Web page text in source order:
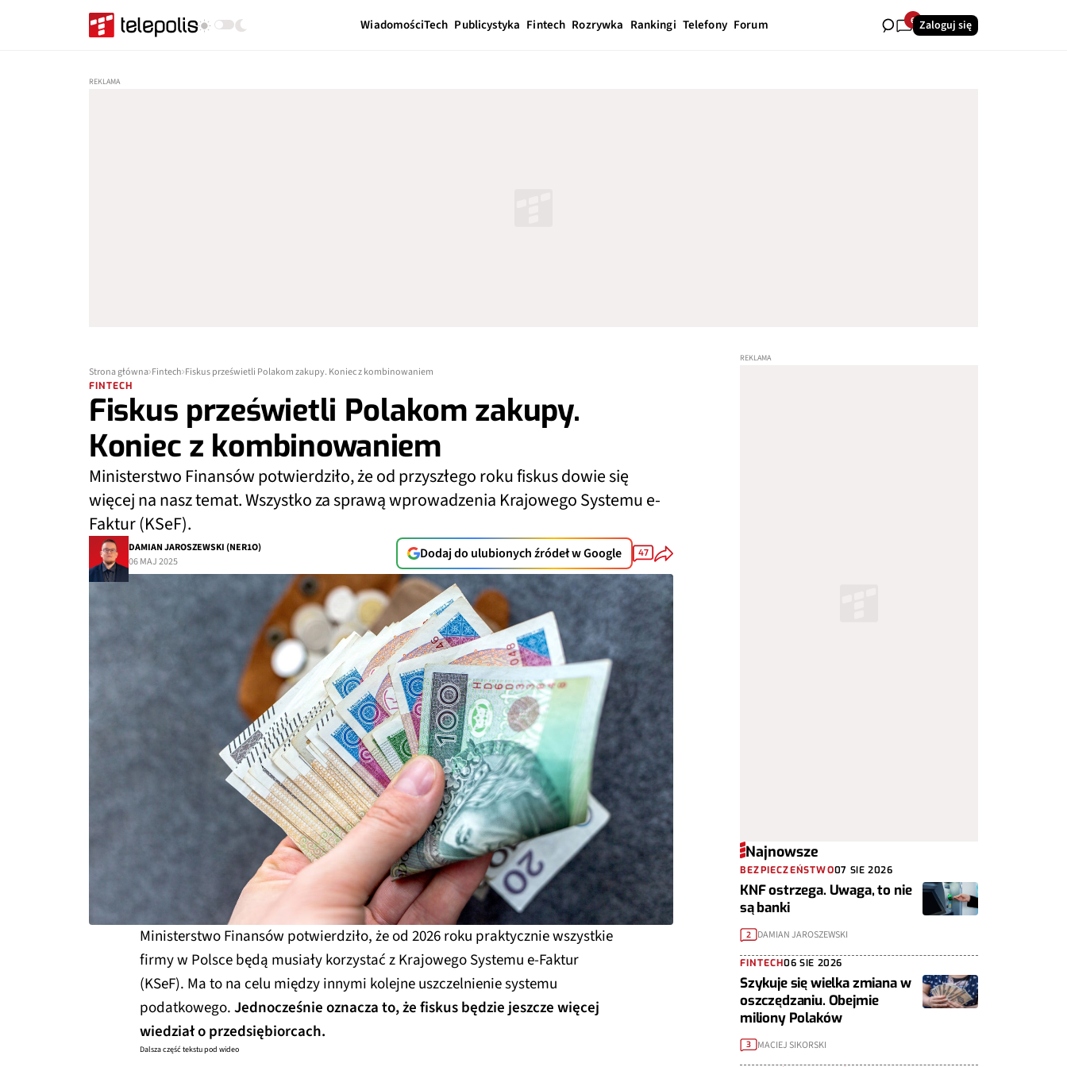
WiadomościTech Publicystyka Fintech Rozrywka Rankingi Telefony Forum 6 Zaloguj się
Strona główna Fintech Fiskus prześwietli Polakom zakupy. Koniec z kombinowaniem
FINTECH
Fiskus prześwietli Polakom zakupy.
Koniec z kombinowaniem
Ministerstwo Finansów potwierdziło, że od przyszłego roku fiskus dowie się
więcej na nasz temat. Wszystko za sprawą wprowadzenia Krajowego Systemu e-
Faktur (KSeF).
DAMIAN JAROSZEWSKI (NER1O)
06 MAJ 2025
Dodaj do ulubionych źródeł w Google 47
Ministerstwo Finansów potwierdziło, że od 2026 roku praktycznie wszystkie
firmy w Polsce będą musiały korzystać z Krajowego Systemu e-Faktur
(KSeF). Ma to na celu między innymi kolejne uszczelnienie systemu
podatkowego.Jednocześnie oznacza to, że fiskus będzie jeszcze więcej
wiedział o przedsiębiorcach.
Dalsza część tekstu pod wideo
Najnowsze
BEZPIECZEŃSTWO07 SIE 2026
KNF ostrzega. Uwaga, to nie
są banki
2 DAMIAN JAROSZEWSKI
FINTECH06 SIE 2026
Szykuje się wielka zmiana w
oszczędzaniu. Obejmie
miliony Polaków
3 MACIEJ SIKORSKI